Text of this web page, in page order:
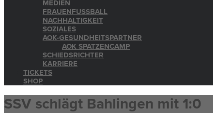
MEDIEN
FRAUENFUSSBALL
NACHHALTIGKEIT
SOZIALES
AOK-GESUNDHEITSPARTNER
AOK SPATZENCAMP
SCHIEDSRICHTER
KARRIERE
TICKETS
SHOP
SSV schlägt Bahlingen mit 1:0